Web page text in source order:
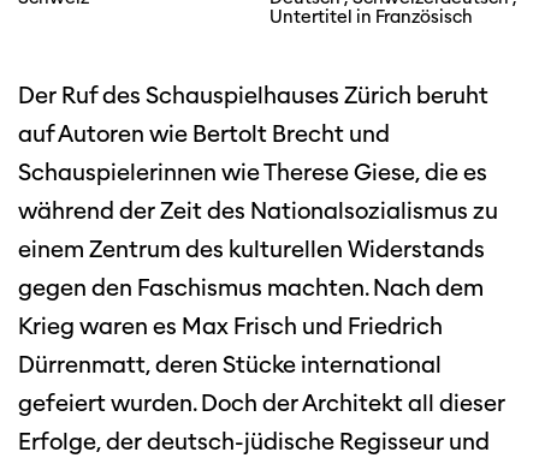
Untertitel in Französisch
Der Ruf des Schauspielhauses Zürich beruht
auf Autoren wie Bertolt Brecht und
Schauspielerinnen wie Therese Giese, die es
während der Zeit des Nationalsozialismus zu
einem Zentrum des kulturellen Widerstands
gegen den Faschismus machten. Nach dem
Krieg waren es Max Frisch und Friedrich
Dürrenmatt, deren Stücke international
gefeiert wurden. Doch der Architekt all dieser
Erfolge, der deutsch-jüdische Regisseur und